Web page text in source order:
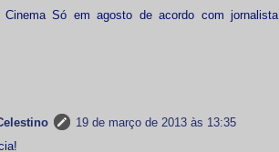
Cinema Só em agosto de acordo com jornalista
19 de março de 2013 às 13:35